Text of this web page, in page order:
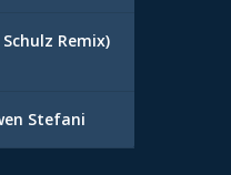
Remix)
Stefani